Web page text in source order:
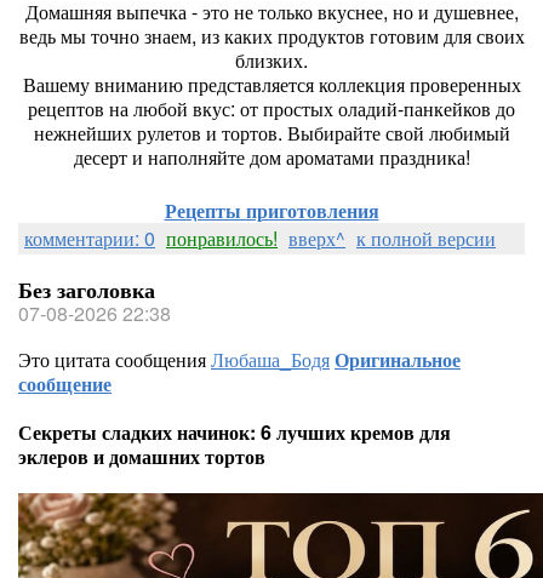
Домашняя выпечка - это не только вкуснее, но и душевнее,
ведь мы точно знаем, из каких продуктов готовим для своих
близких.
Вашему вниманию представляется коллекция проверенных
рецептов на любой вкус: от простых оладий-панкейков до
нежнейших рулетов и тортов. Выбирайте свой любимый
десерт и наполняйте дом ароматами праздника!
Рецепты приготовления
комментарии: 0 понравилось! вверх^ к полной версии
Без заголовка
07-08-2026 22:38
Это цитата сообщенияЛюбаша_БодяОригинальное
сообщение
Секреты сладких начинок: 6 лучших кремов для
эклеров и домашних тортов